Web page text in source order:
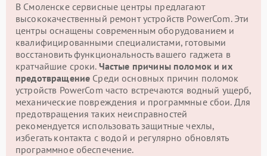
В Смоленске сервисные центры предлагают
высококачественный ремонт устройств PowerCom. Эти
центры оснащены современным оборудованием и
квалифицированными специалистами, готовыми
восстановить функциональность вашего гаджета в
кратчайшие сроки. Частые причины поломок и их
предотвращение Среди основных причин поломок
устройств PowerCom часто встречаются водный ущерб,
механические повреждения и программные сбои. Для
предотвращения таких неисправностей
рекомендуется использовать защитные чехлы,
избегать контакта с водой и регулярно обновлять
программное обеспечение.